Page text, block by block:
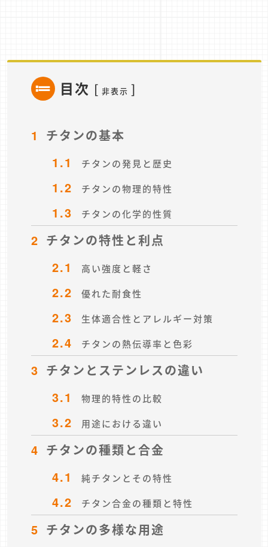
目次 [ 非表示 ]
1
チタンの基本
1.1
チタンの発見と歴史
1.2 チタンの物理的特性
1.3 チタンの化学的性質
2 チタンの特性と利点
2.1
高い強度と軽さ
2.2 優れた耐食性
2.3 生体適合性とアレルギー対策
2.4 チタンの熱伝導率と色彩
3 チタンとステンレスの違い
3.1
物理的特性の比較
3.2 用途における違い
4 チタンの種類と合金
4.1
純チタンとその特性
4.2 チタン合金の種類と特性
5 チタンの多様な用途